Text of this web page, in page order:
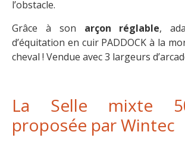
l’obstacle.
Grâce à son arçon réglable,
d’équitation en cuir PADDOCK à la
cheval ! Vendue avec 3 largeurs
La Selle mixte
proposée par Wintec